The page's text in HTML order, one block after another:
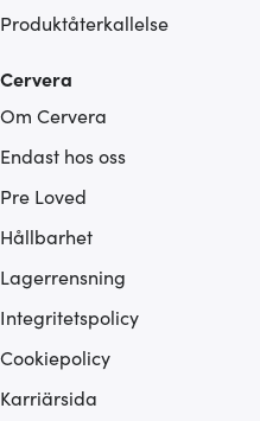
Produktåterkallelse
Cervera
Om Cervera
Endast hos oss
Pre Loved
Hållbarhet
Lagerrensning
Integritetspolicy
Cookiepolicy
Karriärsida